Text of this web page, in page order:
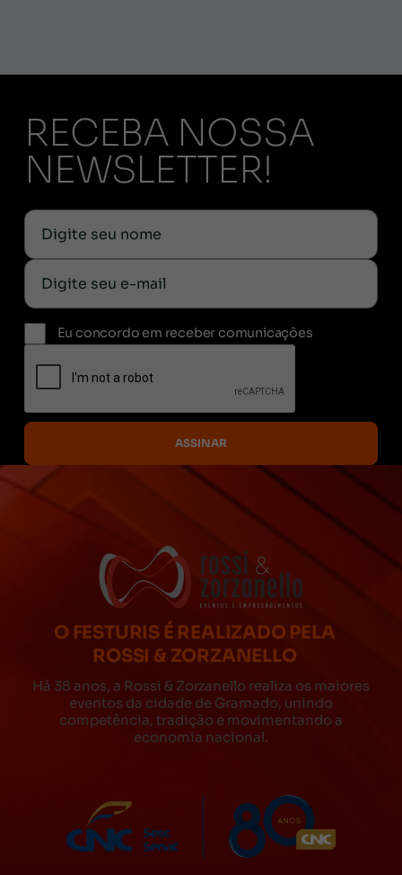
RECEBA NOSSA
NEWSLETTER!
Eu concordo em receber comunicações
O FESTURIS É REALIZADO PELA
ROSSI & ZORZANELLO
Há 38 anos, a Rossi & Zorzanello realiza os maiores
eventos da cidade de Gramado, unindo
competência, tradição e movimentando a
economia nacional.